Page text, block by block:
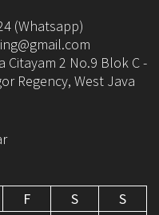
(Whatsapp)
Citayam 2 No.9 Blok C -
Regency, West Java
F S
S